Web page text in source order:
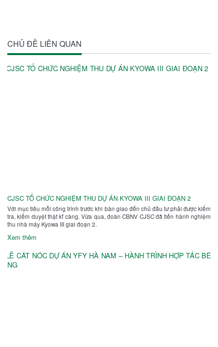
CHỦ ĐỀ LIÊN QUAN
CJSC TỔ CHỨC NGHIỆM THU DỰ ÁN KYOWA III GIAI ĐOẠN 2
Với mục tiêu mỗi công trình trước khi bàn giao đến chủ đầu tư phải được kiểm
tra, kiểm duyệt thật kĩ càng. Vừa qua, đoàn CBNV CJSC đã tiến hành nghiệm
thu nhà máy Kyowa III giai đoạn 2.
Xem thêm